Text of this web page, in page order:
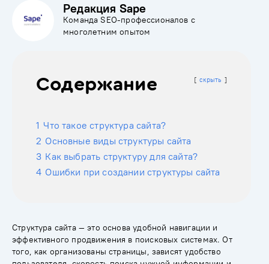
Редакция Sape
Команда SEO-профессионалов с
многолетним опытом
Содержание скрыть
1 Что такое структура сайта?
2 Основные виды структуры сайта
3 Как выбрать структуру для сайта?
4 Ошибки при создании структуры сайта
Структура сайта — это основа удобной навигации и
эффективного продвижения в поисковых системах. От
того, как организованы страницы, зависят удобство